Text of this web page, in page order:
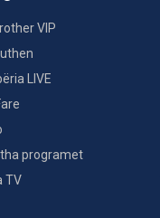
VIP
LIVE
programet
TV